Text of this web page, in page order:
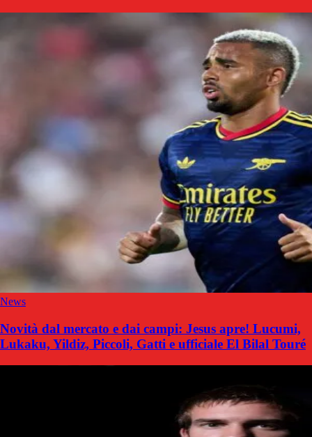
News
Novità dal mercato e dai campi: Jesus apre! Lucumi,
Lukaku, Yildiz, Piccoli, Gatti e ufficiale El Bilal Touré